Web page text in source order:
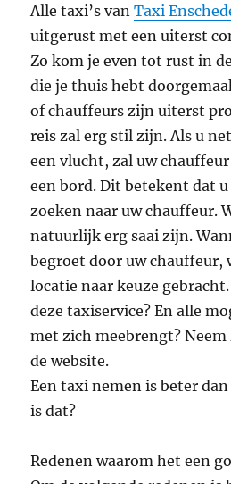
Alle taxi’s vanTaxi
uitgerust met een uiterst
Zo kom je even tot rust in
die je thuis hebt
of chauffeurs zijn uiterst
reis zal erg stil zijn. Als u
een vlucht, zal uw
een bord. Dit betekent dat
zoeken naar uw chauffeur.
natuurlijk erg saai zijn.
begroet door uw chauffeur,
locatie naar keuze
deze taxiservice? En alle
met zich meebrengt?
de website.
Een taxi nemen is beter
is dat?
Redenen waarom het een